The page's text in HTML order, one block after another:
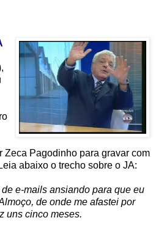
Zeca Pagodinho para gravar com
abaixo o trecho sobre o JA:
e-mails ansiando para que eu
de onde me afastei por
uns cinco meses.